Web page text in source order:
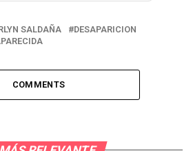
SALDAÑA
DESAPARICION
COMMENTS